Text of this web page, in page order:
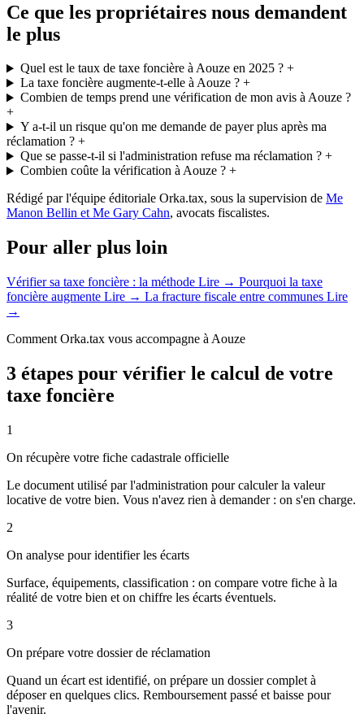
Ce que les propriétaires nous demandent
le plus
Quel est le taux de taxe foncière à Aouze en 2025 ?+
La taxe foncière augmente-t-elle à Aouze ?+
Combien de temps prend une vérification de mon avis à Aouze ?
+
Y a-t-il un risque qu'on me demande de payer plus après ma
réclamation ? +
Que se passe-t-il si l'administration refuse ma réclamation ?+
Combien coûte la vérification à Aouze ?+
Rédigé par l'équipe éditoriale Orka.tax, sous la supervision de Me
Manon Bellin et Me Gary Cahn, avocats fiscalistes.
Pour aller plus loin
Vérifier sa taxe foncière : la méthode Lire → Pourquoi la taxe
foncière augmente Lire → La fracture fiscale entre communes Lire
→
Comment Orka.tax vous accompagne à Aouze
3 étapes pour vérifier le calcul de votre
taxe foncière
1
On récupère votre fiche cadastrale officielle
Le document utilisé par l'administration pour calculer la valeur
locative de votre bien. Vous n'avez rien à demander : on s'en charge.
2
On analyse pour identifier les écarts
Surface, équipements, classification : on compare votre fiche à la
réalité de votre bien et on chiffre les écarts éventuels.
3
On prépare votre dossier de réclamation
Quand un écart est identifié, on prépare un dossier complet à
déposer en quelques clics. Remboursement passé et baisse pour
l'avenir.